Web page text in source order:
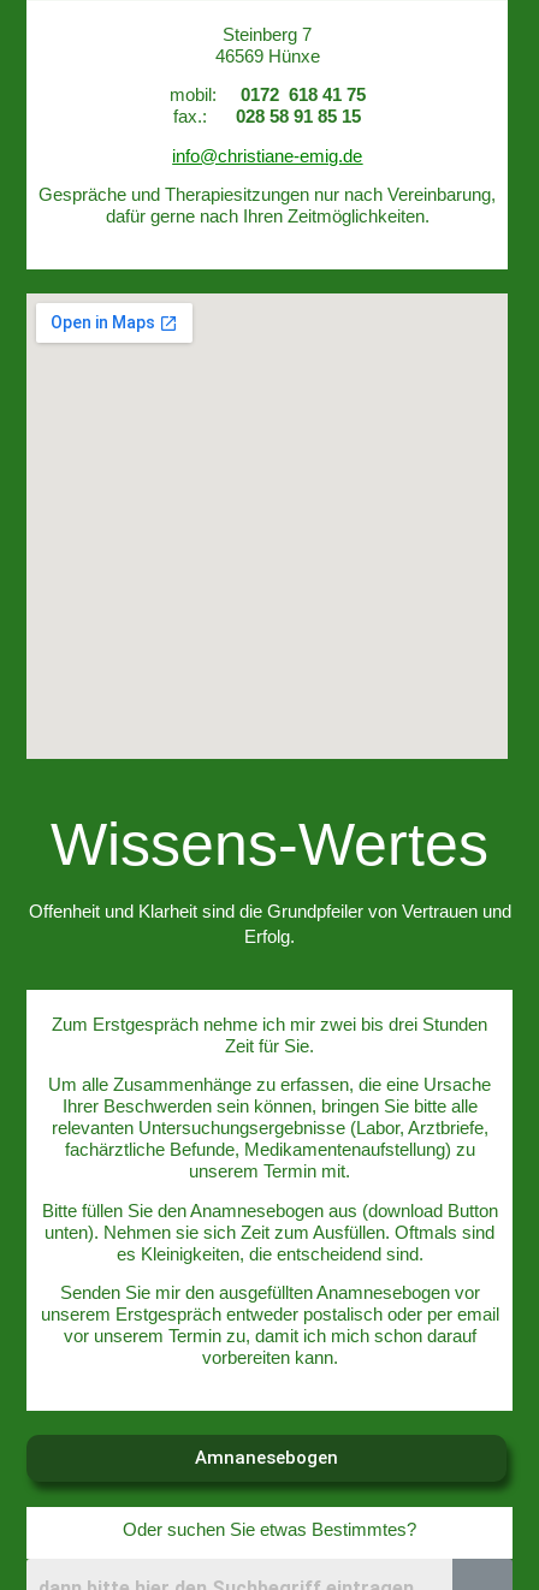
Steinberg 7
46569 Hünxe
mobil: 0172 618 41 75
fax.:028 58 91 85 15
info@christiane-emig.de
Gespräche und Therapiesitzungen nur nach Vereinbarung,
dafür gerne nach Ihren Zeitmöglichkeiten.
Wissens-Wertes
Offenheit und Klarheit sind die Grundpfeiler von Vertrauen und
Erfolg.
Zum Erstgespräch nehme ich mir zwei bis drei Stunden
Zeit für Sie.
Um alle Zusammenhänge zu erfassen, die eine Ursache
Ihrer Beschwerden sein können, bringen Sie bitte alle
relevanten Untersuchungsergebnisse (Labor, Arztbriefe,
fachärztliche Befunde, Medikamentenaufstellung) zu
unserem Termin mit.
Bitte füllen Sie den Anamnesebogen aus (download Button
unten). Nehmen sie sich Zeit zum Ausfüllen. Oftmals sind
es Kleinigkeiten, die entscheidend sind.
Senden Sie mir den ausgefüllten Anamnesebogen vor
unserem Erstgespräch entweder postalisch oder per email
vor unserem Termin zu, damit ich mich schon darauf
vorbereiten kann.
Amnanesebogen
Oder suchen Sie etwas Bestimmtes?